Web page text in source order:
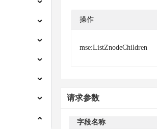
操作
mse:ListZnodeChildren
请求参数
字段名称